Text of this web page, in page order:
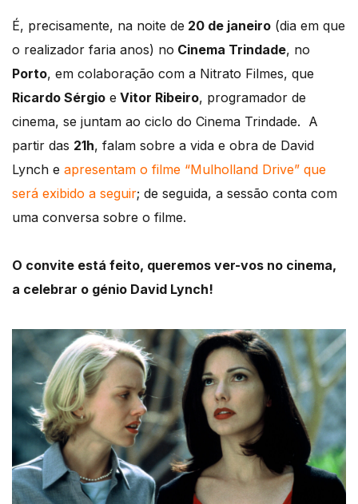
É, precisamente, na noite de 20 de janeiro (dia em que
o realizador faria anos) no Cinema Trindade, no
Porto, em colaboração com a Nitrato Filmes, que
Ricardo Sérgio e Vitor Ribeiro, programador de
cinema, se juntam ao ciclo do Cinema Trindade. A
partir das 21h, falam sobre a vida e obra de David
Lynch e apresentam o filme “Mulholland Drive” que
será exibido a seguir; de seguida, a sessão conta com
uma conversa sobre o filme.
O convite está feito, queremos ver-vos no cinema,
a celebrar o génio David Lynch!